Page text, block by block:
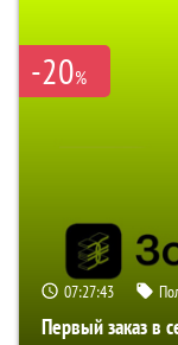
-20%
07:27:42
Первый заказ в